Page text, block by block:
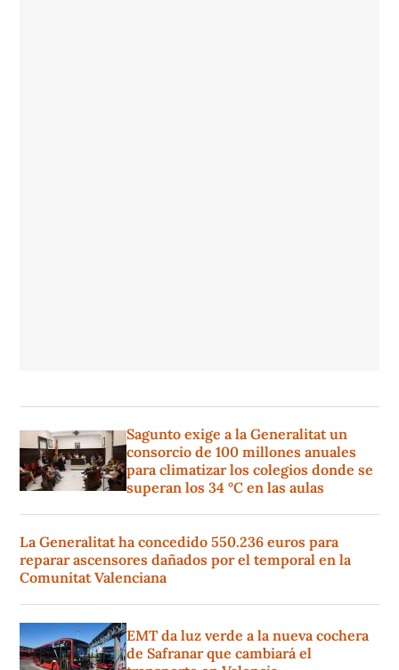
Sagunto exige a la Generalitat un
consorcio de 100 millones anuales
para climatizar los colegios donde se
superan los 34 °C en las aulas
La Generalitat ha concedido 550.236 euros para
reparar ascensores dañados por el temporal en la
Comunitat Valenciana
EMT da luz verde a la nueva cochera
de Safranar que cambiará el